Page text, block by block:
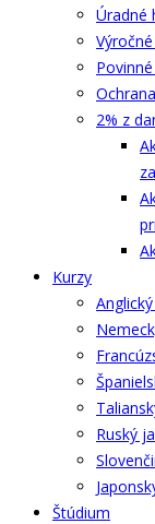
Úradné
2% z
Kurzy
Ruský
Štúdium